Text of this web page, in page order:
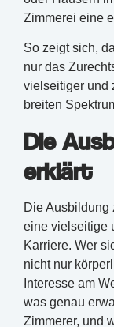
Zimmerei eine
So zeigt sich,
nur das
vielseitiger und
breiten
Die
erklärt
Die Ausbildung
eine vielseitige
Karriere. Wer
nicht nur
Interesse am
was genau
Zimmerer, und